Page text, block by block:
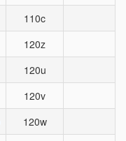
110c
120z
120u
120v
120w